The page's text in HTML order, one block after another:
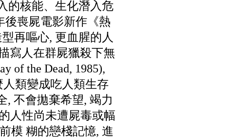
的核能、生化潛入危
後喪屍電影新作《熱
再嘔心, 更血腥的人
寫人在群屍獵殺下無
of the Dead, 1985),
類變成吃人類生存
, 不會拋棄希望, 竭力
人性尚未遭屍毒或幅
模 糊的戀棧記憶, 進